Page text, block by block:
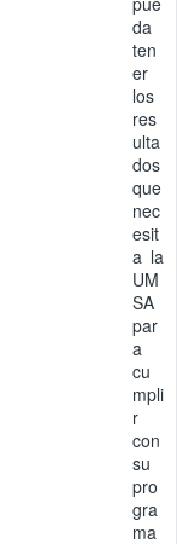
da
ten
er
los
res
ulta
dos
que
nec
esit
a la
UM
SA
par
a
cu
mpli
r
con
su
pro
gra
ma